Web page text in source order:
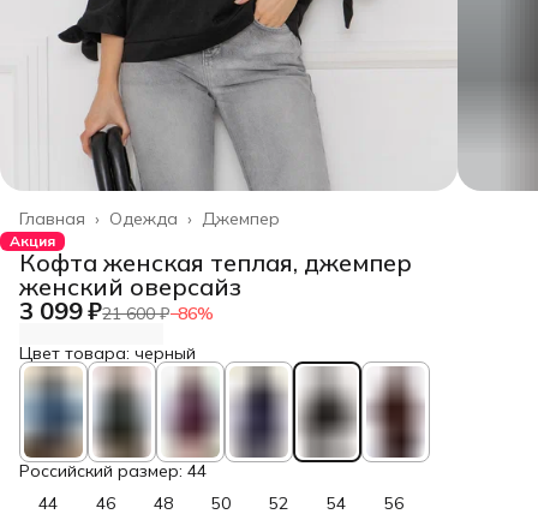
Джемпер
Одежда ›
Главная ›
Акция
Кофта женская теплая, джемпер
женский оверсайз
3 099 ₽21 600 ₽−86%
Цвет товара: черный
Российский размер: 44
44
46 48 50 52 54 56